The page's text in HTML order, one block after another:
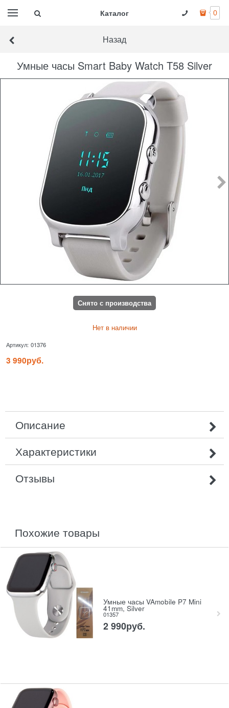
Каталог 0
Назад
Умные часы Smart Baby Watch T58 Silver
Снято с производства
Нет в наличии
Артикул: 01376
3 990руб.
Описание
Характеристики
Отзывы
похожие товары
Умные часы VAmobile P7 Mini
41mm, Silver
01357
2 990руб.